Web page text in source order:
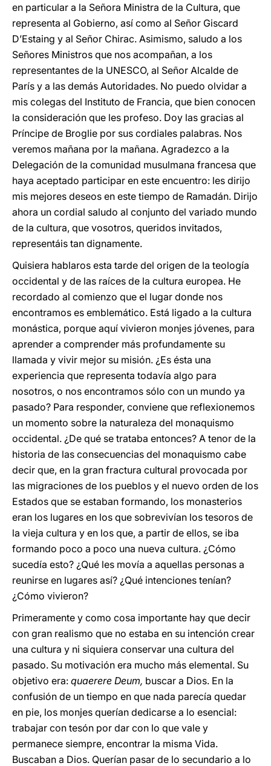
en particular a la Señora Ministra de la Cultura, que
representa al Gobierno, así como al Señor Giscard
D’Estaing y al Señor Chirac. Asimismo, saludo a los
Señores Ministros que nos acompañan, a los
representantes de la UNESCO, al Señor Alcalde de
París y a las demás Autoridades. No puedo olvidar a
mis colegas del Instituto de Francia, que bien conocen
la consideración que les profeso. Doy las gracias al
Príncipe de Broglie por sus cordiales palabras. Nos
veremos mañana por la mañana. Agradezco a la
Delegación de la comunidad musulmana francesa que
haya aceptado participar en este encuentro: les dirijo
mis mejores deseos en este tiempo de Ramadán. Dirijo
ahora un cordial saludo al conjunto del variado mundo
de la cultura, que vosotros, queridos invitados,
representáis tan dignamente.
Quisiera hablaros esta tarde del origen de la teología
occidental y de las raíces de la cultura europea. He
recordado al comienzo que el lugar donde nos
encontramos es emblemático. Está ligado a la cultura
monástica, porque aquí vivieron monjes jóvenes, para
aprender a comprender más profundamente su
llamada y vivir mejor su misión. ¿Es ésta una
experiencia que representa todavía algo para
nosotros, o nos encontramos sólo con un mundo ya
pasado? Para responder, conviene que reflexionemos
un momento sobre la naturaleza del monaquismo
occidental. ¿De qué se trataba entonces? A tenor de la
historia de las consecuencias del monaquismo cabe
decir que, en la gran fractura cultural provocada por
las migraciones de los pueblos y el nuevo orden de los
Estados que se estaban formando, los monasterios
eran los lugares en los que sobrevivían los tesoros de
la vieja cultura y en los que, a partir de ellos, se iba
formando poco a poco una nueva cultura. ¿Cómo
sucedía esto? ¿Qué les movía a aquellas personas a
reunirse en lugares así? ¿Qué intenciones tenían?
¿Cómo vivieron?
Primeramente y como cosa importante hay que decir
con gran realismo que no estaba en su intención crear
una cultura y ni siquiera conservar una cultura del
pasado. Su motivación era mucho más elemental. Su
objetivo era: quaerere Deum, buscar a Dios. En la
confusión de un tiempo en que nada parecía quedar
en pie, los monjes querían dedicarse a lo esencial:
trabajar con tesón por dar con lo que vale y
permanece siempre, encontrar la misma Vida.
Buscaban a Dios. Querían pasar de lo secundario a lo